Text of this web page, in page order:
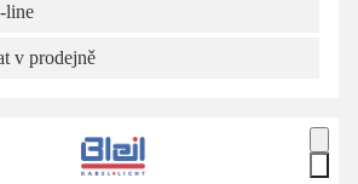
line
v prodejně